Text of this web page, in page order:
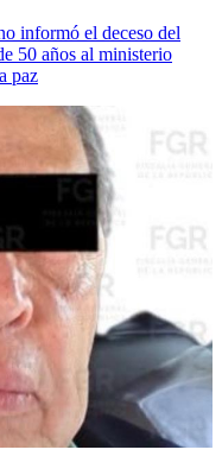
informó el deceso del
50 años al ministerio
paz